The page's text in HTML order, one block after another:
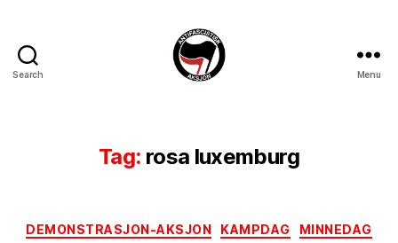
Search Menu
Tag: rosa luxemburg
Categories
DEMONSTRASJON-AKSJON KAMPDAG MINNEDAG